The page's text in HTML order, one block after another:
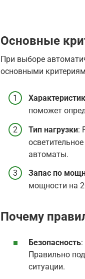
Основные
При выборе
основными
поможет
Тип нагрузки:
автоматы.
Запас по
мощности на
Почему
Безопасность
Правильно
ситуации.